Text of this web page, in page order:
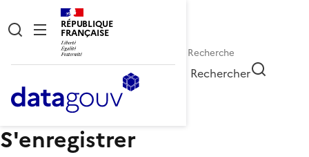
RÉPUBLIQUE
FRANÇAISE
Rechercher
S'enregistrer